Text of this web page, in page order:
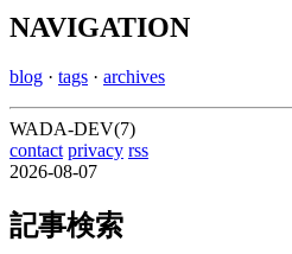
NAVIGATION
blog · tags · archives
WADA-DEV(7)
contact privacy rss
2026-08-07
記事検索